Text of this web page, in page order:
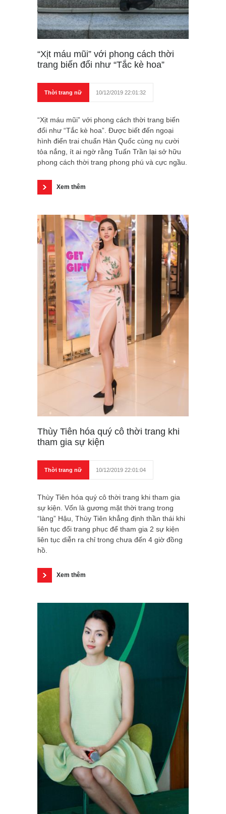
“Xịt máu mũi” với phong cách thời
trang biến đổi như “Tắc kè hoa”
Thời trang nữ 10/12/2019 22:01:32
“Xịt máu mũi” với phong cách thời trang biến
đổi như “Tắc kè hoa”. Được biết đến ngoại
hình điển trai chuẩn Hàn Quốc cùng nụ cười
tỏa nắng, ít ai ngờ rằng Tuấn Trần lại sở hữu
phong cách thời trang phong phú và cực ngầu.
Xem thêm
Thùy Tiên hóa quý cô thời trang khi
tham gia sự kiện
Thời trang nữ 10/12/2019 22:01:04
Thùy Tiên hóa quý cô thời trang khi tham gia
sự kiện. Vốn là gương mặt thời trang trong
“làng” Hậu, Thùy Tiên khẳng định thần thái khi
liên tục đổi trang phục để tham gia 2 sự kiện
liên tục diễn ra chỉ trong chưa đến 4 giờ đồng
hồ.
Xem thêm